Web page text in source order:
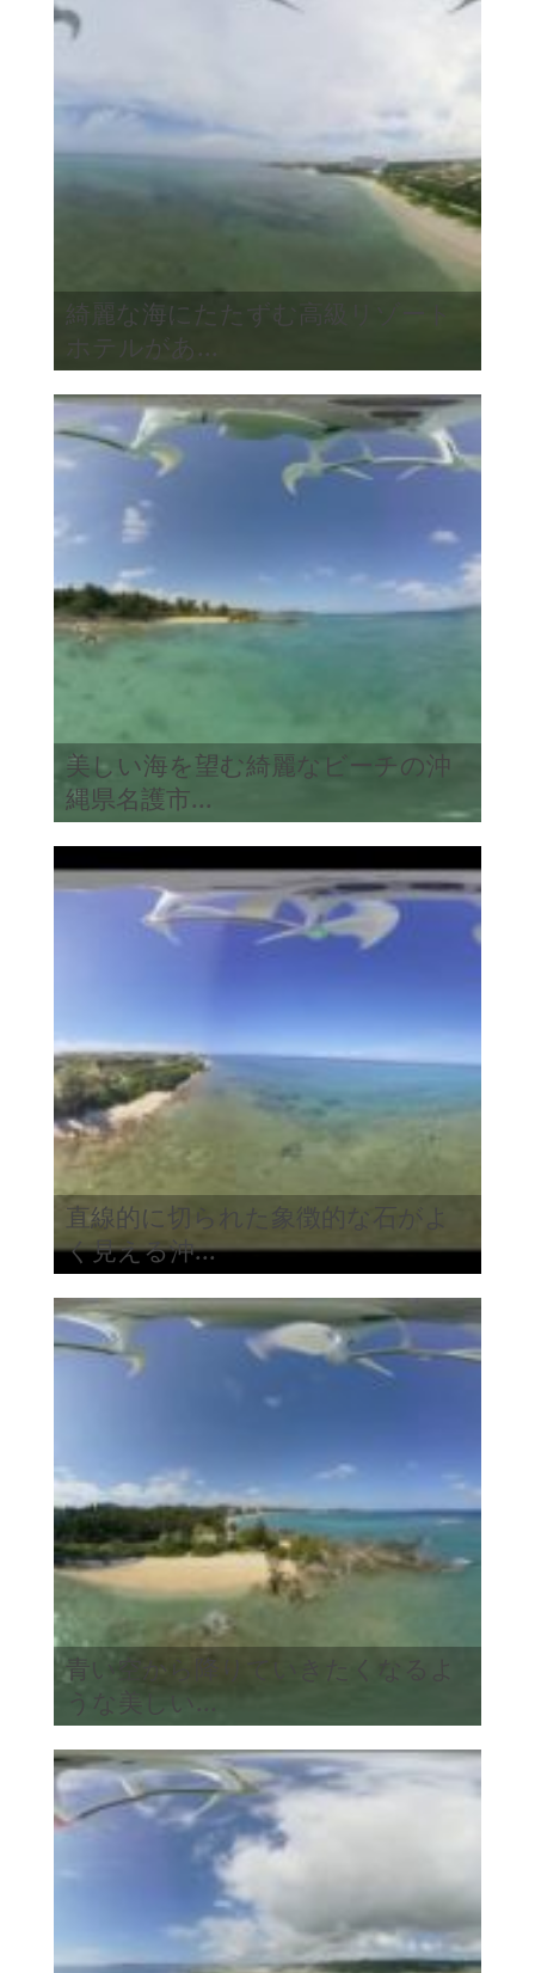
綺麗な海にたたずむ高級リゾート
ホテルがあ...
美しい海を望む綺麗なビーチの沖
縄県名護市...
直線的に切られた象徴的な石がよ
く見える沖...
青い空から降りていきたくなるよ
うな美しい...